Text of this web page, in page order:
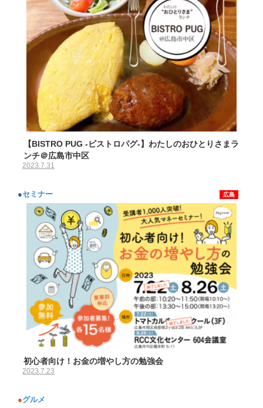
【BISTRO PUG -ビストロパグ-】わたしのおひとりさまラ
ンチ＠広島市中区
2023.7.31
●セミナー 広島
初心者向け！お金の増やし方の勉強会
2023.7.23
●グルメ